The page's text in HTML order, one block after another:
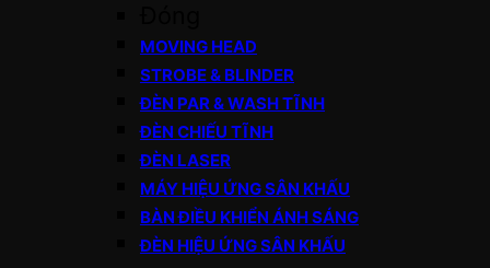
MOVING HEAD
STROBE & BLINDER
ĐÈN PAR & WASH TĨNH
ĐÈN CHIẾU TĨNH
ĐÈN LASER
MÁY HIỆU ỨNG SÂN KHẤU
BÀN ĐIỀU KHIỂN ÁNH SÁNG
ĐÈN HIỆU ỨNG SÂN KHẤU